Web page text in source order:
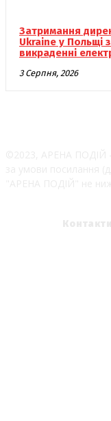
Затримання
Ukraine у Польщі
викраденні
3 Серпня, 2026